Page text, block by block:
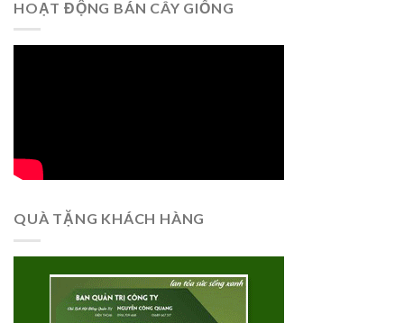
HOẠT ĐỘNG BÁN CÂY GIỐNG
QUÀ TẶNG KHÁCH HÀNG